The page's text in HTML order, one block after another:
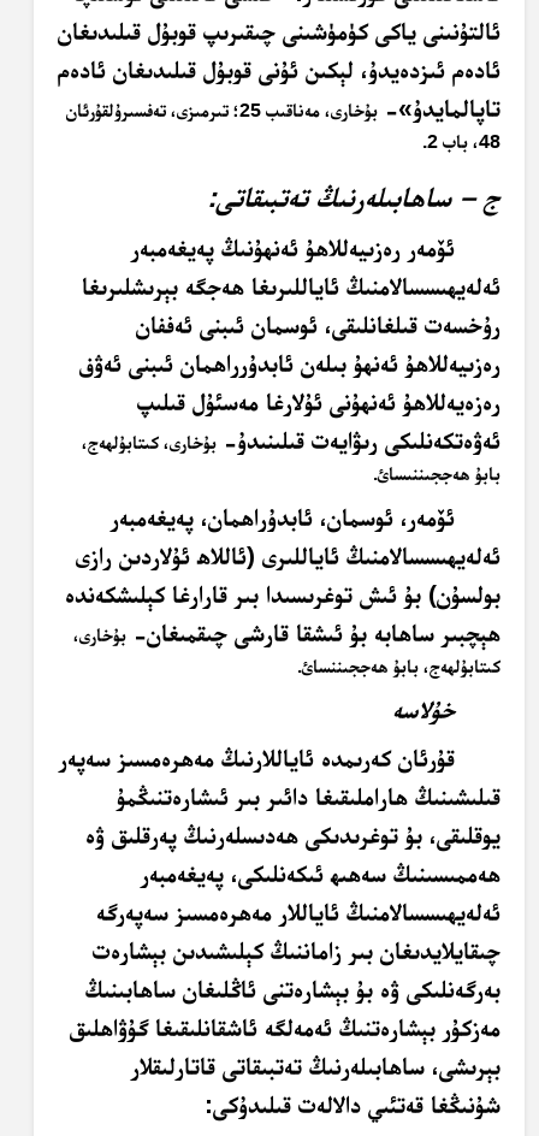
ئالتۇنىنى ياكى كۈمۈشىنى چىقىرىپ قوبۇل قىلىدىغان
ئادەم ئىزدەيدۇ، لېكىن ئۇنى قوبۇل قىلىدىغان ئادەم
تاپالمايدۇ»-
بۇخارى، مەناقىب 25؛ تىرمىزى، تەفسىرۇلقۇرئان
48، باب 2
.
ج – ساھابىلەرنىڭ تەتبىقاتى:
ئۆمەر رەزىيەللاھۇ ئەنھۇنىڭ پەيغەمبەر
ئەلەيھىسسالامنىڭ ئاياللىرىغا ھەجگە بېرىشلىرىغا
رۇخسەت قىلغانلىقى، ئوسمان ئىبنى ئەففان
رەزىيەللاھۇ ئەنھۇ بىلەن ئابدۇرراھمان ئىبنى ئەۋف
رەزەيەللاھۇ ئەنھۇنى ئۇلارغا مەسئۇل قىلىپ
ئەۋەتكەنلىكى رىۋايەت قىلىنىدۇ-بۇخارى، كىتابۇلھەج،
بابۇ ھەججىننىسائ.
ئۆمەر، ئوسمان، ئابدۇراھمان، پەيغەمبەر
ئەلەيھىسسالامنىڭ ئاياللىرى (ئاللاھ ئۇلاردىن رازى
بولسۇن) بۇ ئىش توغرىسىدا بىر قارارغا كېلىشكەندە
ھېچبىر ساھابە بۇ ئىشقا قارشى چىقمىغان-بۇخارى،
كىتابۇلھەج، بابۇ ھەججىننسائ.
خۇلاسە
قۇرئان كەرىمدە ئاياللارنىڭ مەھرەمسىز سەپەر
قىلىشىنىڭ ھاراملىقىغا دائىر بىر ئىشارەتنىڭمۇ
يوقلىقى، بۇ توغرىدىكى ھەدىسلەرنىڭ پەرقلىق ۋە
ھەممىسىنىڭ سەھىھ ئىكەنلىكى، پەيغەمبەر
ئەلەيھىسسالامنىڭ ئاياللار مەھرەمسىز سەپەرگە
چىقايلايدىغان بىر زاماننىڭ كېلىشىدىن بېشارەت
بەرگەنلىكى ۋە بۇ بېشارەتنى ئاڭلىغان ساھابىنىڭ
مەزكۇر بېشارەتنىڭ ئەمەلگە ئاشقانلىقىغا گۇۋاھلىق
بېرىشى، ساھابىلەرنىڭ تەتبىقاتى قاتارلىقلار
شۇنىڭغا قەتئىي دالالەت قىلىدۇكى: